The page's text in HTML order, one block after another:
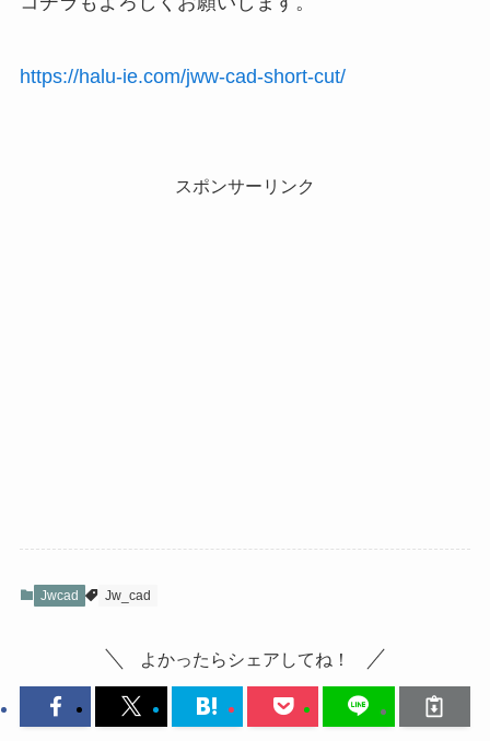
https://halu-ie.com/jww-cad-short-cut/
スポンサーリンク
Jwcad Jw_cad
よかったらシェアしてね！